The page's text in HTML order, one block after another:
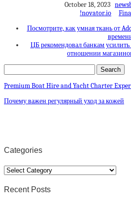
October 18, 2023
!novator.io
Посмотрите, как умная ткань от
ЦБ рекомендовал банкам
отношении
Premium Boat Hire and Yacht Charter
Почему важен регулярный уход за кожей
Categories
Categories
Recent Posts